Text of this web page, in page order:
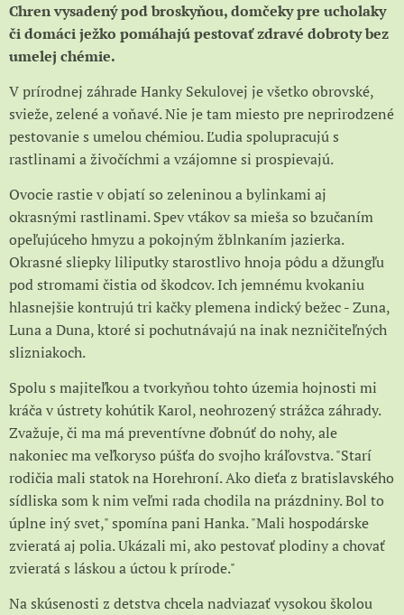
Chren vysadený pod broskyňou, domčeky pre ucholaky
či domáci ježko pomáhajú pestovať zdravé dobroty bez
umelej chémie.
V prírodnej záhrade Hanky Sekulovej je všetko obrovské,
svieže, zelené a voňavé. Nie je tam miesto pre neprirodzené
pestovanie s umelou chémiou. Ľudia spolupracujú s
rastlinami a živočíchmi a vzájomne si prospievajú.
Ovocie rastie v objatí so zeleninou a bylinkami aj
okrasnými rastlinami. Spev vtákov sa mieša so bzučaním
opeľujúceho hmyzu a pokojným žblnkaním jazierka.
Okrasné sliepky liliputky starostlivo hnoja pôdu a džungľu
pod stromami čistia od škodcov. Ich jemnému kvokaniu
hlasnejšie kontrujú tri kačky plemena indický bežec - Zuna,
Luna a Duna, ktoré si pochutnávajú na inak nezničiteľných
slizniakoch.
Spolu s majiteľkou a tvorkyňou tohto územia hojnosti mi
kráča v ústrety kohútik Karol, neohrozený strážca záhrady.
Zvažuje, či ma má preventívne ďobnúť do nohy, ale
nakoniec ma veľkoryso púšťa do svojho kráľovstva. "Starí
rodičia mali statok na Horehroní. Ako dieťa z bratislavského
sídliska som k nim veľmi rada chodila na prázdniny. Bol to
úplne iný svet," spomína pani Hanka. "Mali hospodárske
zvieratá aj polia. Ukázali mi, ako pestovať plodiny a chovať
zvieratá s láskou a úctou k prírode."
Na skúsenosti z detstva chcela nadviazať vysokou školou